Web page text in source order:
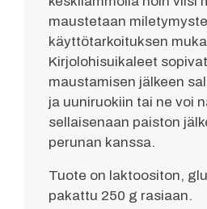
maustetaan
käyttötarkoituksen
Kirjolohisuikaleet
maustamisen jälkeen
ja uuniruokiin tai ne voi
sellaisenaan paiston
perunan kanssa.
Tuote on laktoositon,
pakattu 250 g rasiaan.